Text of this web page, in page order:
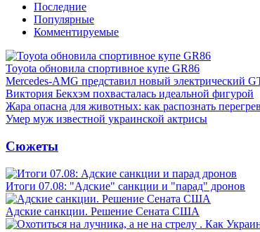
Последние
Популярные
Комментируемые
Toyota обновила спортивное купе GR86
Mercedes-AMG представил новый электрический
Виктория Бекхэм похвасталась идеальной фигурой
Жара опасна для животных: как распознать
Умер муж известной украинской актрисы
Сюжеты
Итоги 07.08: "Адские" санкции и "парад" дронов
Адские санкции. Решение Сената США